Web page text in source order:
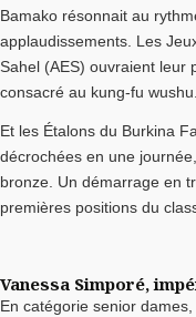
Bamako résonnait au
applaudissements. Les
Sahel (AES) ouvraient leur
consacré au kung-fu wushu.
Et les Étalons du Burkina
décrochées en une
bronze. Un démarrage en
premières positions du
Vanessa Simporé,
En catégorie senior